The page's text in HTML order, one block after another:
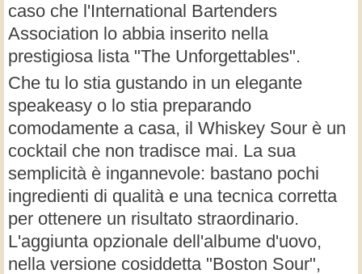
caso che l'International Bartenders
Association lo abbia inserito nella
prestigiosa lista "The Unforgettables".
Che tu lo stia gustando in un elegante
speakeasy o lo stia preparando
comodamente a casa, il Whiskey Sour è un
cocktail che non tradisce mai. La sua
semplicità è ingannevole: bastano pochi
ingredienti di qualità e una tecnica corretta
per ottenere un risultato straordinario.
L'aggiunta opzionale dell'albume d'uovo,
nella versione cosiddetta "Boston Sour",